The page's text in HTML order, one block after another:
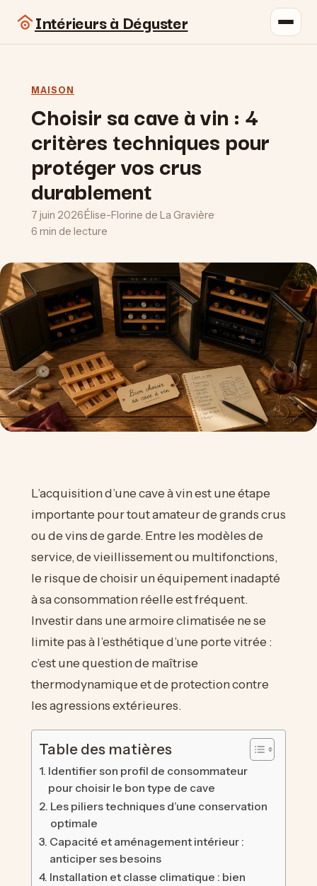
Intérieurs à Déguster
MAISON
Choisir sa cave à vin : 4
critères techniques pour
protéger vos crus
durablement
7 juin 2026·Élise-Florine de La Gravière·
6 min de lecture
L’acquisition d’une cave à vin est une étape
importante pour tout amateur de grands crus
ou de vins de garde. Entre les modèles de
service, de vieillissement ou multifonctions,
le risque de choisir un équipement inadapté
à sa consommation réelle est fréquent.
Investir dans une armoire climatisée ne se
limite pas à l’esthétique d’une porte vitrée :
c’est une question de maîtrise
thermodynamique et de protection contre
les agressions extérieures.
Table des matières
Identifier son profil de consommateur
pour choisir le bon type de cave
Les piliers techniques d’une conservation
optimale
Capacité et aménagement intérieur :
anticiper ses besoins
Installation et classe climatique : bien